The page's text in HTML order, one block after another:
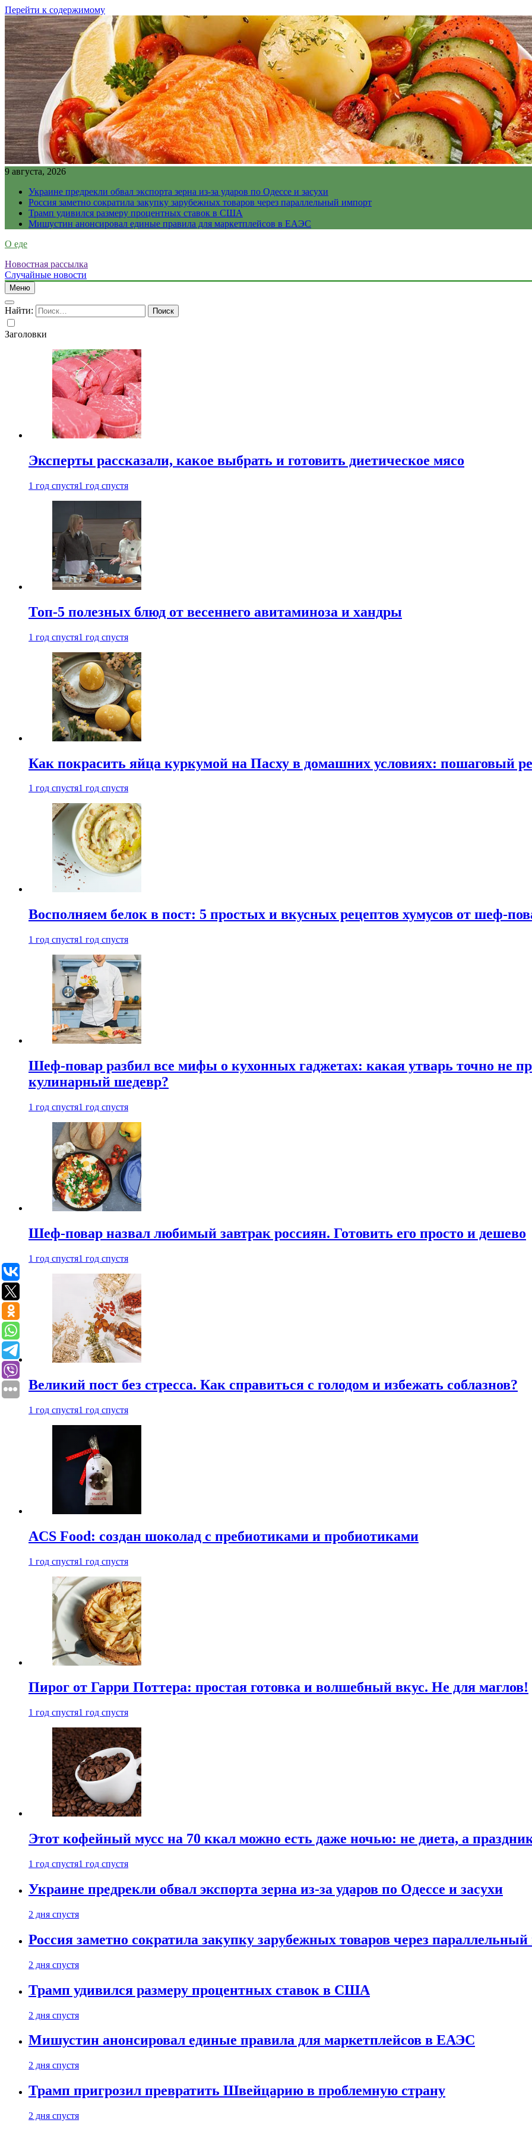
Перейти к содержимому
9 августа, 2026
Украине предрекли обвал экспорта зерна из-за ударов по Одессе и засухи
Россия заметно сократила закупку зарубежных товаров через параллельный импорт
Трамп удивился размеру процентных ставок в США
Мишустин анонсировал единые правила для маркетплейсов в ЕАЭС
О еде
Новостная рассылка
Случайные новости
Меню
Найти:
Заголовки
Эксперты рассказали, какое выбрать и готовить диетическое мясо
1 год спустя1 год спустя
Топ-5 полезных блюд от весеннего авитаминоза и хандры
1 год спустя1 год спустя
Как покрасить яйца куркумой на Пасху в домашних условиях: пошаговый
1 год спустя1 год спустя
Восполняем белок в пост: 5 простых и вкусных рецептов хумусов от шеф-
1 год спустя1 год спустя
Шеф-повар разбил все мифы о кухонных гаджетах: какая утварь точно не
кулинарный шедевр?
1 год спустя1 год спустя
Шеф-повар назвал любимый завтрак россиян. Готовить его просто и дешево
1 год спустя1 год спустя
Великий пост без стресса. Как справиться с голодом и избежать соблазнов?
1 год спустя1 год спустя
ACS Food: создан шоколад с пребиотиками и пробиотиками
1 год спустя1 год спустя
Пирог от Гарри Поттера: простая готовка и волшебный вкус. Не для маглов!
1 год спустя1 год спустя
Этот кофейный мусс на 70 ккал можно есть даже ночью: не диета, а
1 год спустя1 год спустя
Украине предрекли обвал экспорта зерна из-за ударов по Одессе и засухи
2 дня спустя
Россия заметно сократила закупку зарубежных товаров через
2 дня спустя
Трамп удивился размеру процентных ставок в США
2 дня спустя
Мишустин анонсировал единые правила для маркетплейсов в ЕАЭС
2 дня спустя
Трамп пригрозил превратить Швейцарию в проблемную страну
2 дня спустя